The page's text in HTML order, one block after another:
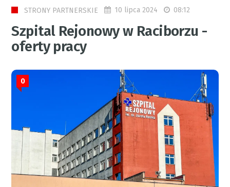
STRONY PARTNERSKIE 10 lipca 2024 08:12
Szpital Rejonowy w Raciborzu -
oferty pracy
0